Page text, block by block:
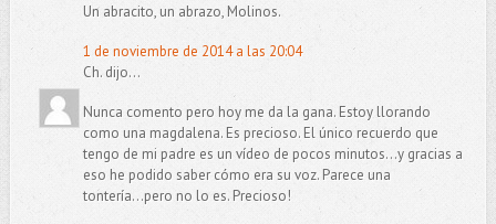
Un abracito, un abrazo, Molinos.
1 de noviembre de 2014 a las 20:04
Ch. dijo...
Nunca comento pero hoy me da la gana. Estoy llorando
como una magdalena. Es precioso. El único recuerdo que
tengo de mi padre es un vídeo de pocos minutos...y gracias a
eso he podido saber cómo era su voz. Parece una
tontería...pero no lo es. Precioso!